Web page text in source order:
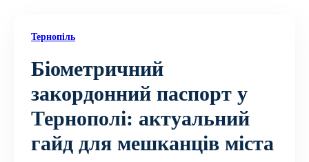
Тернопіль
Біометричний
закордонний паспорт у
Тернополі: актуальний
гайд для мешканців міста